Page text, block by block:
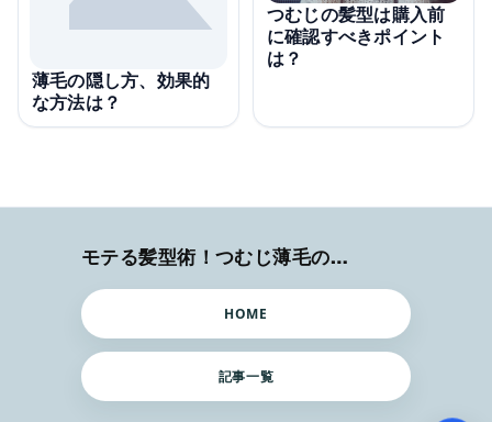
薄毛の隠し方、効果的
な方法は？
つむじの髪型は購入前
に確認すべきポイント
は？
モテる髪型術！つむじ薄毛の隠し方
HOME
記事一覧